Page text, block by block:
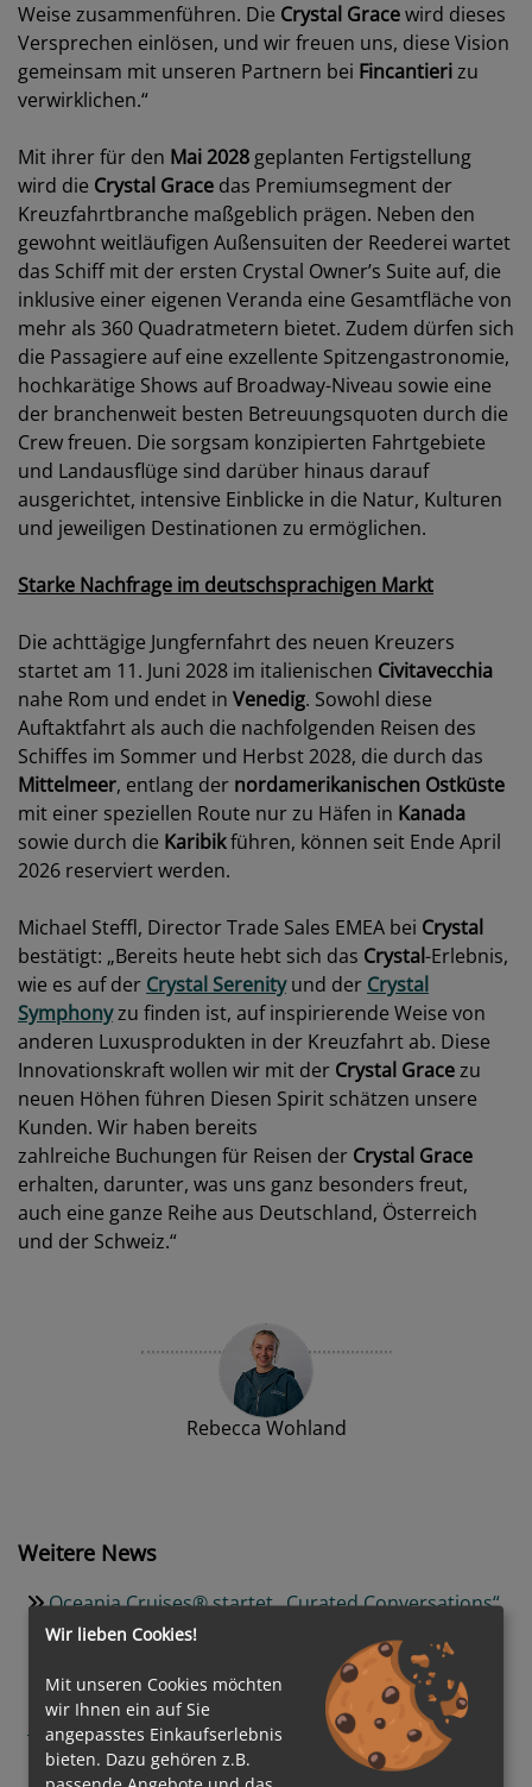
Weise zusammenführen. Die Crystal Gracewird dieses
Versprechen einlösen, und wir freuen uns, diese Vision
gemeinsam mit unseren Partnern bei Fincantierizu
verwirklichen.“
Mit ihrer für den Mai 2028 geplanten Fertigstellung
wird die Crystal Grace das Premiumsegment der
Kreuzfahrtbranche maßgeblich prägen. Neben den
gewohnt weitläufigen Außensuiten der Reederei wartet
das Schiff mit der ersten Crystal Owner’s Suite auf, die
inklusive einer eigenen Veranda eine Gesamtfläche von
mehr als 360 Quadratmetern bietet. Zudem dürfen sich
die Passagiere auf eine exzellente Spitzengastronomie,
hochkarätige Shows auf Broadway-Niveau sowie eine
der branchenweit besten Betreuungsquoten durch die
Crew freuen. Die sorgsam konzipierten Fahrtgebiete
und Landausflüge sind darüber hinaus darauf
ausgerichtet, intensive Einblicke in die Natur, Kulturen
und jeweiligen Destinationen zu ermöglichen.
Starke Nachfrage im deutschsprachigen Markt
Die achttägige Jungfernfahrt des neuen Kreuzers
startet am 11. Juni 2028 im italienischen Civitavecchia
nahe Rom und endet in Venedig. Sowohl diese
Auftaktfahrt als auch die nachfolgenden Reisen des
Schiffes im Sommer und Herbst 2028, die durch das
Mittelmeer, entlang der nordamerikanischen Ostküste
mit einer speziellen Route nur zu Häfen in Kanada
sowie durch die Karibikführen, können seit Ende April
2026 reserviert werden.
Michael Steffl, Director Trade Sales EMEA bei Crystal
bestätigt: „Bereits heute hebt sich das Crystal-Erlebnis,
wie es auf der Crystal Serenityund der Crystal
Symphonyzu finden ist, auf inspirierende Weise von
anderen Luxusprodukten in der Kreuzfahrt ab. Diese
Innovationskraft wollen wir mit der Crystal Gracezu
neuen Höhen führen Diesen Spirit schätzen unsere
Kunden. Wir haben bereits
zahlreiche Buchungen für Reisen der Crystal Grace
erhalten, darunter, was uns ganz besonders freut,
auch eine ganze Reihe aus Deutschland, Österreich
und der Schweiz.“
Rebecca Wohland
Weitere News
Oceania Cruises® startet „Curated Conversations“
Explora Journeys feiert Auslauf der EXPLORA III
Neuer Traumstrand in der Karibik: Catalina Sugar
Beach wird zum exklusiven Premium-Ziel
Nachhaltige Transformation auf See: AIDA Cruises
Wir lieben Cookies!
Mit unseren Cookies möchten
wir Ihnen ein auf Sie
angepasstes Einkaufserlebnis
bieten. Dazu gehören z.B.